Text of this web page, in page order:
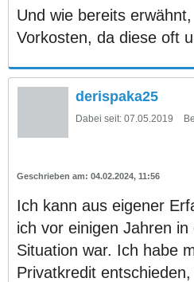
Und wie bereits
Vorkosten, da diese oft
derispaka25
Dabei seit: 07.05.2019
04.02.2024, 11:56
Ich kann aus eigener
ich vor einigen Jahren in
Situation war. Ich habe
Privatkredit